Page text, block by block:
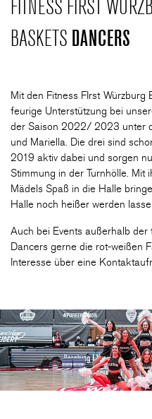
FANZONE
DANCERS
PARTNER
WÜRZBURG-BASKETS-
AKADEMIE
FITNESS FIRST
BASKETS DANCERS
Mit den Fitness FIrst
feurige Unterstützung bei
der Saison 2022/ 2023 unter
und Mariella. Die drei sind
2019 aktiv dabei und sorgen
Stimmung in der Turnhölle. Mit
Mädels Spaß in die Halle
Halle noch heißer werden
Auch bei Events außerhalb
Dancers gerne die rot-weißen
Interesse über eine